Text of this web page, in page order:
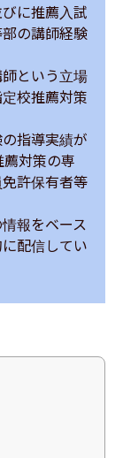
に推薦入試
の講師経験
という立場
校推薦対策
指導実績が
対策の専
許保有者等
報をベース
配信してい